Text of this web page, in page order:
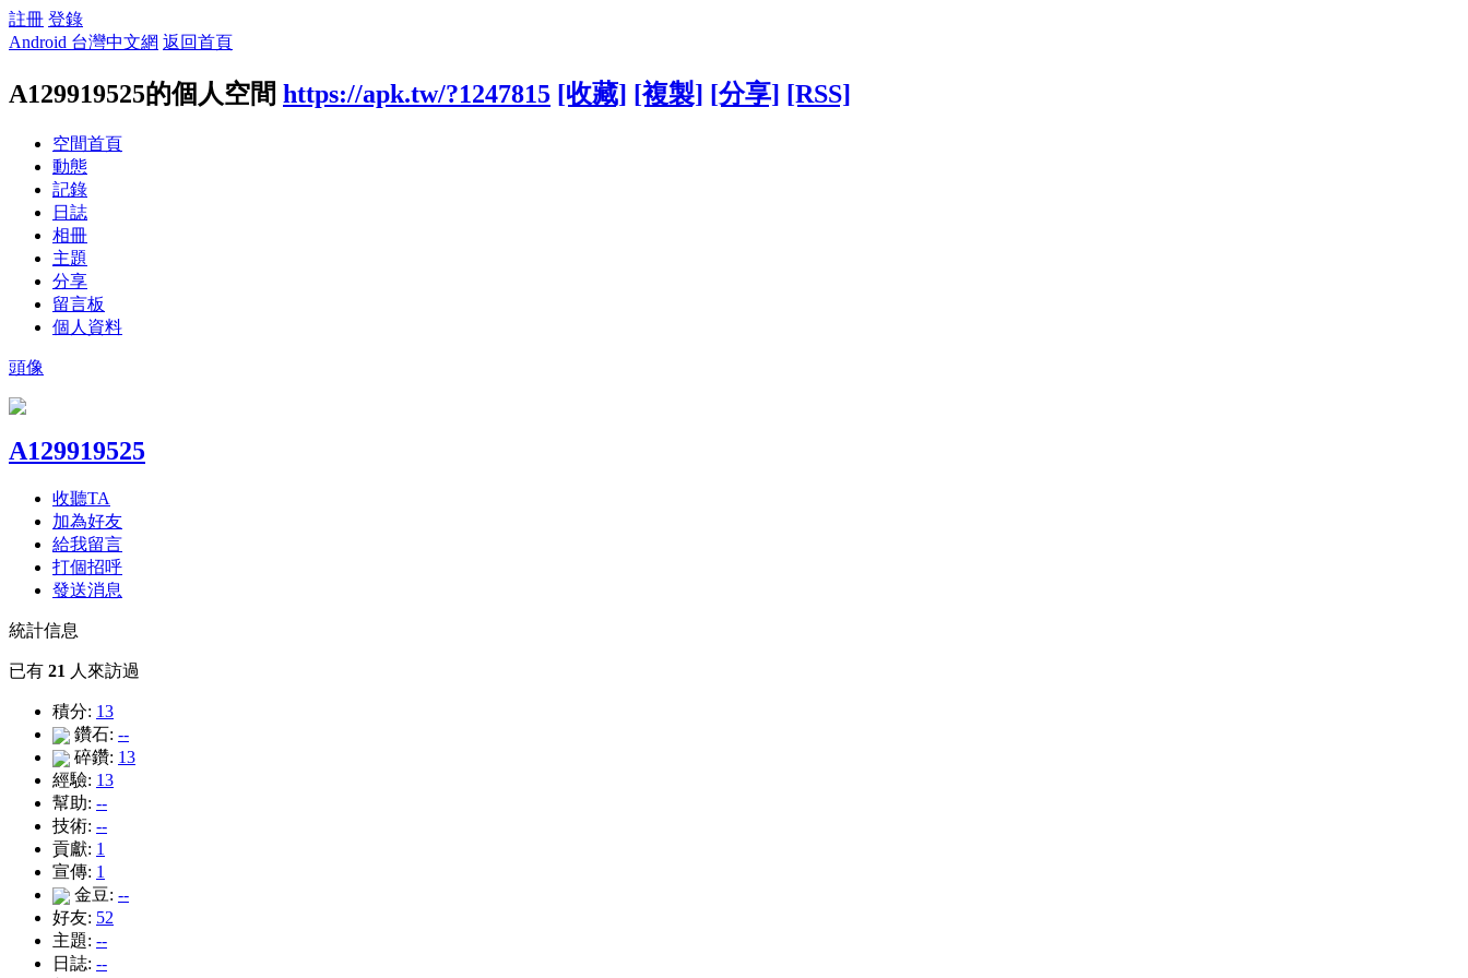
註冊 登錄
Android 台灣中文網 返回首頁
A129919525的個人空間 https://apk.tw/?1247815 [收藏] [複製] [分享] [RSS]
空間首頁
動態
記錄
日誌
相冊
主題
分享
留言板
個人資料
頭像
A129919525
收聽TA
加為好友
給我留言
打個招呼
發送消息
統計信息
已有 21 人來訪過
積分: 13
鑽石: --
碎鑽: 13
經驗: 13
幫助: --
技術: --
貢獻: 1
宣傳: 1
金豆: --
好友: 52
主題: --
日誌: --